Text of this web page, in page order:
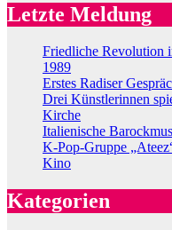
Letzte Meldung
Friedliche Revolution
1989
Erstes Radiser
Drei Künstlerinnen
Kirche
Italienische
K-Pop-Gruppe
Kino
Kategorien